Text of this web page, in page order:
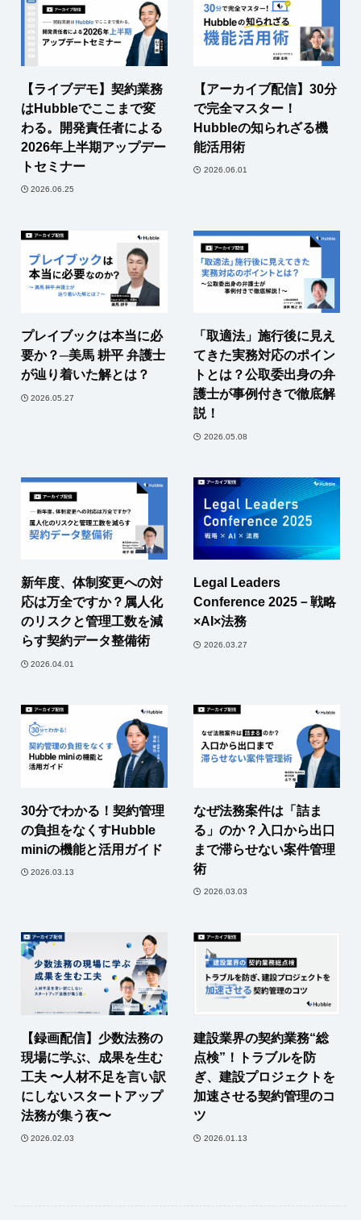
【ライブデモ】契約業務
はHubbleでここまで変
わる。開発責任者による
2026年上半期アップデー
トセミナー
2026.06.25
【アーカイブ配信】30分
で完全マスター！
Hubbleの知られざる機
能活用術
2026.06.01
プレイブックは本当に必
要か？─美馬 耕平 弁護士
が辿り着いた解とは？
2026.05.27
「取適法」施行後に見え
てきた実務対応のポイン
トとは？公取委出身の弁
護士が事例付きで徹底解
説！
2026.05.08
新年度、体制変更への対
応は万全ですか？属人化
のリスクと管理工数を減
らす契約データ整備術
2026.04.01
Legal Leaders
Conference 2025－戦略
×AI×法務
2026.03.27
30分でわかる！契約管理
の負担をなくすHubble
miniの機能と活用ガイド
2026.03.13
なぜ法務案件は「詰ま
る」のか？入口から出口
まで滞らせない案件管理
術
2026.03.03
【録画配信】少数法務の
現場に学ぶ、成果を生む
工夫 〜人材不足を言い訳
にしないスタートアップ
法務が集う夜〜
2026.02.03
建設業界の契約業務“総
点検”！トラブルを防
ぎ、建設プロジェクトを
加速させる契約管理のコ
ツ
2026.01.13